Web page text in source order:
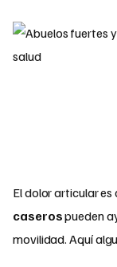
El dolor articular es
caserospueden
movilidad. Aquí